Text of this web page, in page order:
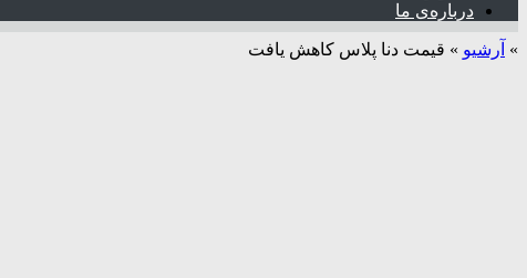
درباره‌ی ما
» آرشیو » قیمت دنا پلاس کاهش یافت